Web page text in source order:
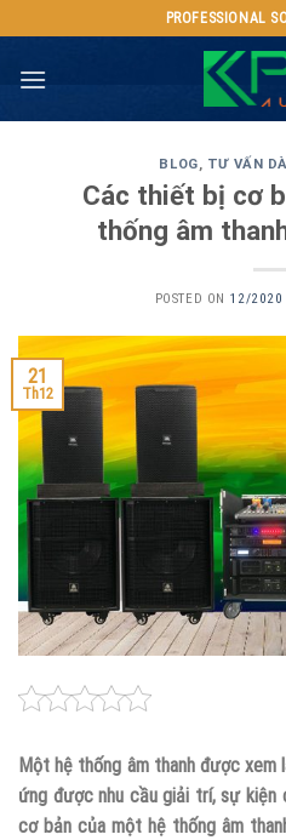
to
content
PROFESSIONAL
BLOG, TƯ VẤN
Các thiết bị cơ
thống âm
POSTED ON 12/2020
21
Th12
Một hệ thống âm thanh được
ứng được nhu cầu giải trí, sự
cơ bản của một hệ thống âm